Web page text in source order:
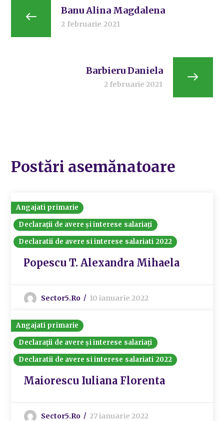
Banu Alina Magdalena
2 februarie 2021
Barbieru Daniela
2 februarie 2021
Postări asemănatoare
Angajati primarie
Declarații de avere și interese salariați
Declaratii de avere si interese salariati 2022
Popescu T. Alexandra Mihaela
Sector5.ro 10 ianuarie 2022
Angajati primarie
Declarații de avere și interese salariați
Declaratii de avere si interese salariati 2022
Maiorescu Iuliana Florenta
Sector5.ro 27 ianuarie 2022